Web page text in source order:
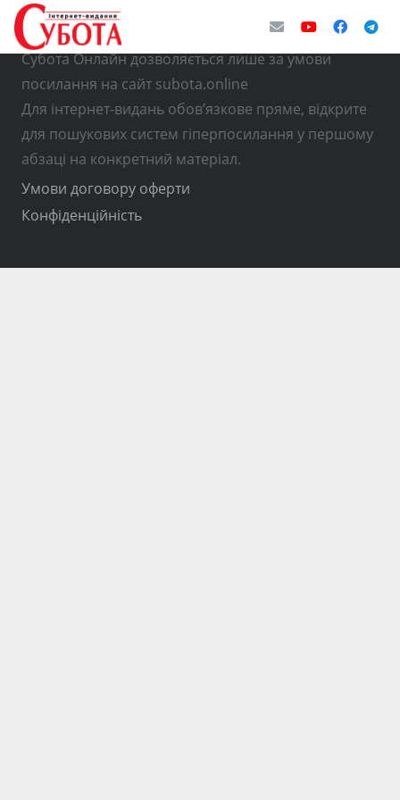
© Використання матеріалів з інтернет-видання
Субота Онлайн дозволяється лише за умови
посилання на сайт subota.online
Для інтернет-видань обов’язкове пряме, відкрите
для пошукових систем гіперпосилання у першому
абзаці на конкретний матеріал.
Умови договору оферти
Конфіденційність